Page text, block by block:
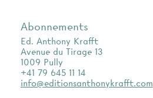
Abonnements
Ed. Anthony Krafft
Avenue du Tirage 13
1009 Pully
+41 79 645 11 14
info@editionsanthonykrafft.com